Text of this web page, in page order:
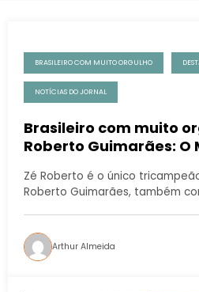
BRASILEIRO COM MUITO ORGULHO
NOTÍCIAS DO JORNAL
Brasileiro com muito
Roberto Guimarães: O
Zé Roberto é o único
Roberto Guimarães, também
Arthur Almeida